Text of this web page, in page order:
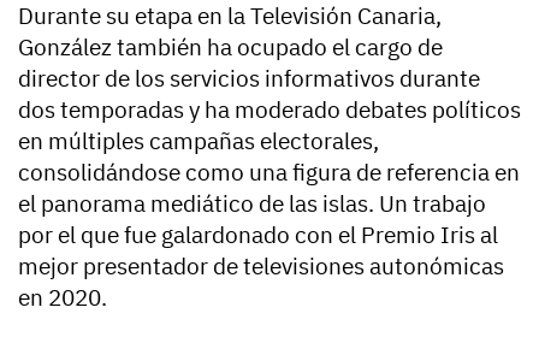
Durante su etapa en la Televisión Canaria,
González también ha ocupado el cargo de
director de los servicios informativos durante
dos temporadas y ha moderado debates políticos
en múltiples campañas electorales,
consolidándose como una figura de referencia en
el panorama mediático de las islas. Un trabajo
por el que fue galardonado con el Premio Iris al
mejor presentador de televisiones autonómicas
en 2020.